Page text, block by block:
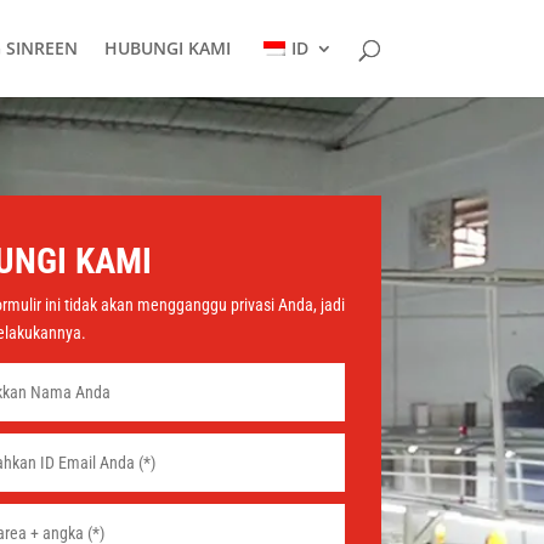
HUBUNGI KAMI ID
KAMI
ini tidak akan mengganggu privasi Anda, jadi